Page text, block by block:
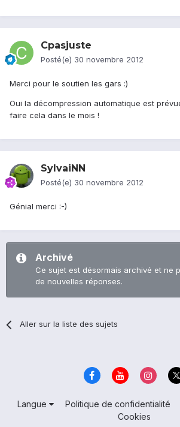
Cpasjuste
Posté(e) 30 novembre 2012
Merci pour le soutien les gars :)
Oui la décompression automatique est
faire cela dans le mois !
SylvaiNN
Posté(e) 30 novembre 2012
Génial merci :-)
Archivé
Ce sujet est désormais archivé et ne
de nouvelles réponses.
Aller sur la liste des sujets
Langue Politique de confidentialité
Cookies